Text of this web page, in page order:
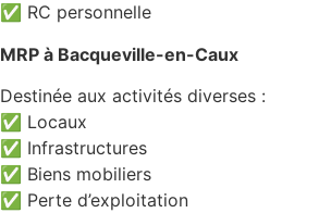
✅ RC personnelle
MRP à Bacqueville-en-Caux
Destinée aux activités diverses :
✅ Locaux
✅ Infrastructures
✅ Biens mobiliers
✅ Perte d’exploitation